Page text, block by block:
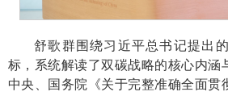
舒歌群围绕习近平总书记提出
标，系统解读了双碳战略的核心内涵
中央、国务院《关于完整准确全面贯